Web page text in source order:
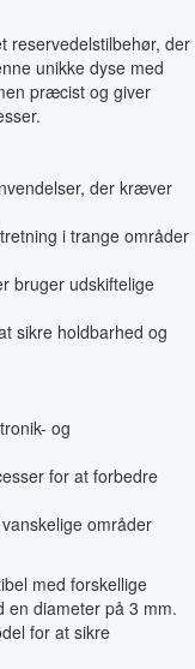
reservedelstilbehør, der
unikke dyse med
præcist og giver
der kræver
i trange områder
bruger udskiftelige
sikre holdbarhed og
og
for at forbedre
områder
med forskellige
en diameter på 3 mm.
for at sikre